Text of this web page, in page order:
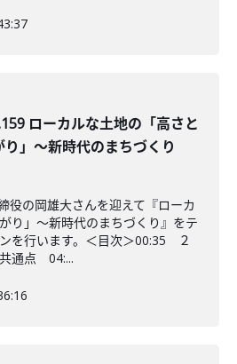
ローカルな土地の「高さと
り」～新時代のまちづくり
役の岡雄大さんを迎えて『ローカ
り」～新時代のまちづくり』をテ
を行います。＜目次＞00:35 ２
通点 04:...